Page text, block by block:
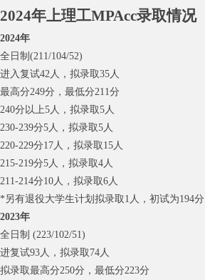
2024年上理工MPAcc录取情况
2024年
全日制(211/104/52)
进入复试42人，拟录取35人
最高分249分，最低分211分
240分以上5人，拟录取5人
230-239分5人，拟录取5人
220-229分17人，拟录取15人
215-219分5人，拟录取4人
211-214分10人，拟录取6人
*另有退役大学生计划拟录取1人，初试为194分
2023年
全日制 (223/102/51)
进复试93人，拟录取74人
拟录取最高分250分，最低分223分